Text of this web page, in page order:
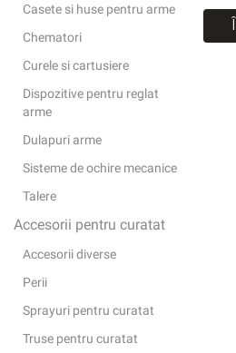
Casete si huse pentru arme
Chematori
Curele si cartusiere
Dispozitive pentru reglat
arme
Dulapuri arme
Sisteme de ochire mecanice
Talere
Accesorii pentru curatat
Accesorii diverse
Perii
Sprayuri pentru curatat
Truse pentru curatat